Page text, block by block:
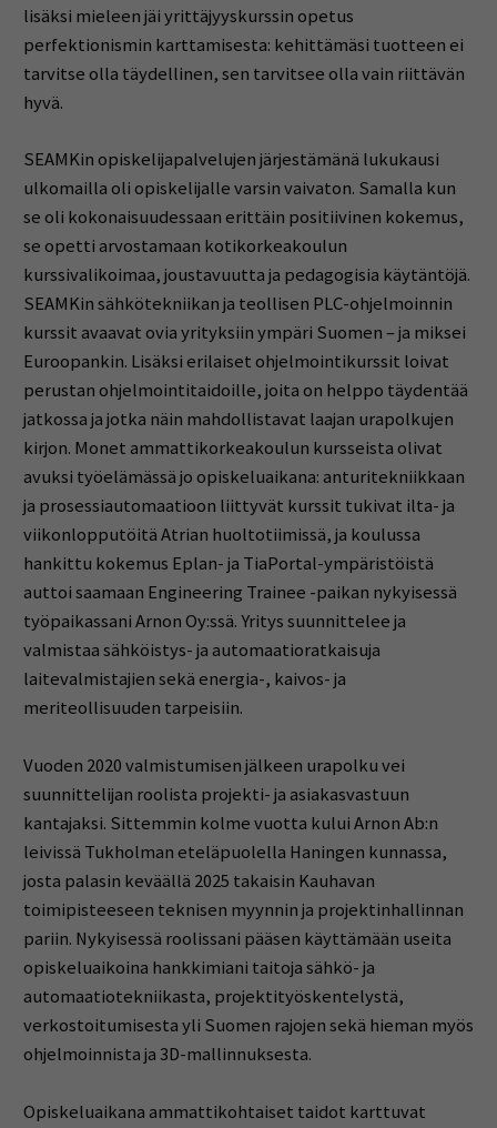
lisäksi mieleen jäi yrittäjyyskurssin opetus
perfektionismin karttamisesta: kehittämäsi tuotteen ei
tarvitse olla täydellinen, sen tarvitsee olla vain riittävän
hyvä.
SEAMKin opiskelijapalvelujen järjestämänä lukukausi
ulkomailla oli opiskelijalle varsin vaivaton. Samalla kun
se oli kokonaisuudessaan erittäin positiivinen kokemus,
se opetti arvostamaan kotikorkeakoulun
kurssivalikoimaa, joustavuutta ja pedagogisia käytäntöjä.
SEAMKin sähkötekniikan ja teollisen PLC-ohjelmoinnin
kurssit avaavat ovia yrityksiin ympäri Suomen – ja miksei
Euroopankin. Lisäksi erilaiset ohjelmointikurssit loivat
perustan ohjelmointitaidoille, joita on helppo täydentää
jatkossa ja jotka näin mahdollistavat laajan urapolkujen
kirjon. Monet ammattikorkeakoulun kursseista olivat
avuksi työelämässä jo opiskeluaikana: anturitekniikkaan
ja prosessiautomaatioon liittyvät kurssit tukivat ilta- ja
viikonlopputöitä Atrian huoltotiimissä, ja koulussa
hankittu kokemus Eplan- ja TiaPortal-ympäristöistä
auttoi saamaan Engineering Trainee -paikan nykyisessä
työpaikassani Arnon Oy:ssä. Yritys suunnittelee ja
valmistaa sähköistys- ja automaatioratkaisuja
laitevalmistajien sekä energia-, kaivos- ja
meriteollisuuden tarpeisiin.
Vuoden 2020 valmistumisen jälkeen urapolku vei
suunnittelijan roolista projekti- ja asiakasvastuun
kantajaksi. Sittemmin kolme vuotta kului Arnon Ab:n
leivissä Tukholman eteläpuolella Haningen kunnassa,
josta palasin keväällä 2025 takaisin Kauhavan
toimipisteeseen teknisen myynnin ja projektinhallinnan
pariin. Nykyisessä roolissani pääsen käyttämään useita
opiskeluaikoina hankkimiani taitoja sähkö- ja
automaatiotekniikasta, projektityöskentelystä,
verkostoitumisesta yli Suomen rajojen sekä hieman myös
ohjelmoinnista ja 3D-mallinnuksesta.
Opiskeluaikana ammattikohtaiset taidot karttuvat